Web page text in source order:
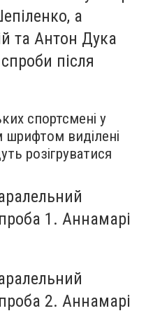
а
та Антон Дука
після
спортсмені у
виділені
розігруватися
1. Аннамарі
2. Аннамарі